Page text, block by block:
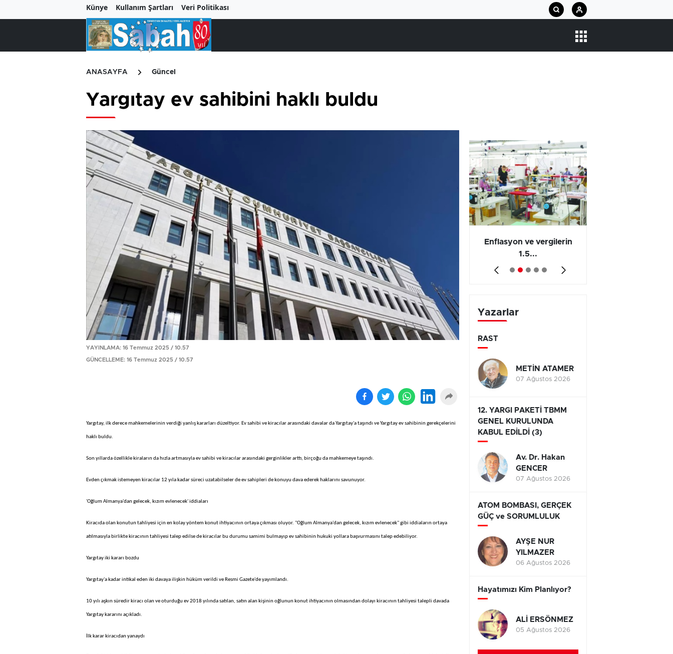
Künye Kullanım Şartları Veri Politikası
ANASAYFA Güncel
Yargıtay ev sahibini haklı buldu
YAYINLAMA: 16 Temmuz 2025 / 10.57
GÜNCELLEME: 16 Temmuz 2025 / 10.57
Yargıtay, ilk derece mahkemelerinin verdiği yanlış kararları düzeltiyor. Ev sahibi ve kiracılar arasındaki davalar da Yargıtay'a taşındı ve Yargıtay ev sahibinin gerekçelerini
haklı buldu.
Son yıllarda özellikle kiraların da hızla artmasıyla ev sahibi ve kiracılar arasındaki gerginlikler arttı, birçoğu da mahkemeye taşındı.
Evden çıkmak istemeyen kiracılar 12 yıla kadar süreci uzatabilseler de ev sahipleri de konuyu dava ederek haklarını savunuyor.
'Oğlum Almanya'dan gelecek, kızım evlenecek' iddiaları
Kiracıda olan konutun tahliyesi için en kolay yöntem konut ihtiyacının ortaya çıkması oluyor. "Oğlum Almanya'dan gelecek, kızım evlenecek" gibi iddiaların ortaya
atılmasıyla birlikte kiracının tahliyesi talep edilse de kiracılar bu durumu samimi bulmayıp ev sahibinin hukuki yollara başvurmasını talep edebiliyor.
Yargıtay iki kararı bozdu
Yargıtay'a kadar intikal eden iki davaya ilişkin hüküm verildi ve Resmi Gazete'de yayımlandı.
10 yılı aşkın süredir kiracı olan ve oturduğu ev 2018 yılında satılan, satın alan kişinin oğlunun konut ihtiyacının olmasından dolayı kiracının tahliyesi talepli davada
Yargıtay kararını açıkladı.
İlk karar kiracıdan yanaydı
Birçok uyku hastalığının
tan...
Enflasyon ve vergilerin
1.5...
Yazarlar
RAST
METİN ATAMER
07 Ağustos 2026
12. YARGI PAKETİ TBMM
GENEL KURULUNDA
KABUL EDİLDİ (3)
Av. Dr. Hakan
GENCER
07 Ağustos 2026
ATOM BOMBASI, GERÇEK
GÜÇ ve SORUMLULUK
AYŞE NUR
YILMAZER
06 Ağustos 2026
Hayatımızı Kim Planlıyor?
ALİ ERSÖNMEZ
05 Ağustos 2026